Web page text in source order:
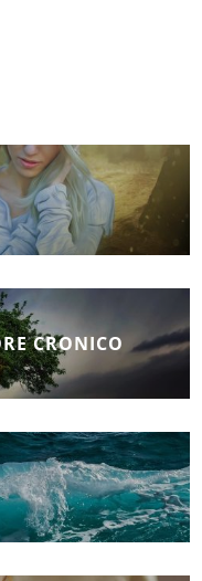
CRONICO